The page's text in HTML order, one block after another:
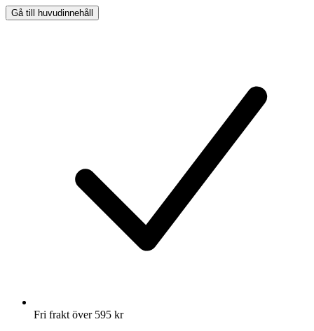
Gå till huvudinnehåll
Fri frakt över 595 kr